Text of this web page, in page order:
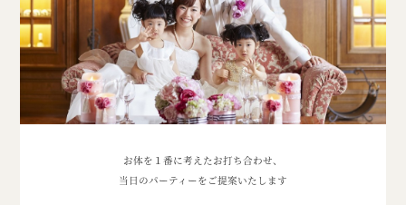
お体を１番に考えたお打ち合わせ、
当日のパーティーをご提案いたします